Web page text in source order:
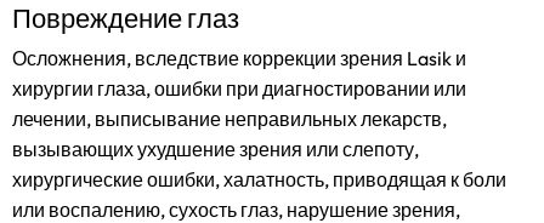
Повреждение глаз
Осложнения, вследствие коррекции зрения Lasik и
хирургии глаза, ошибки при диагностировании или
лечении, выписывание неправильных лекарств,
вызывающих ухудшение зрения или слепоту,
хирургические ошибки, халатность, приводящая к боли
или воспалению, сухость глаз, нарушение зрения,